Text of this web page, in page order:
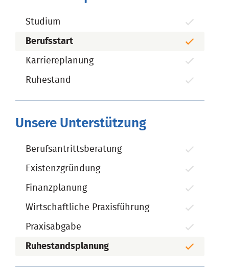
Studium
Berufsstart
Karriereplanung
Ruhestand
Unsere Unterstützung
Berufsantrittsberatung
Existenzgründung
Finanzplanung
Wirtschaftliche Praxisführung
Praxisabgabe
Ruhestandsplanung